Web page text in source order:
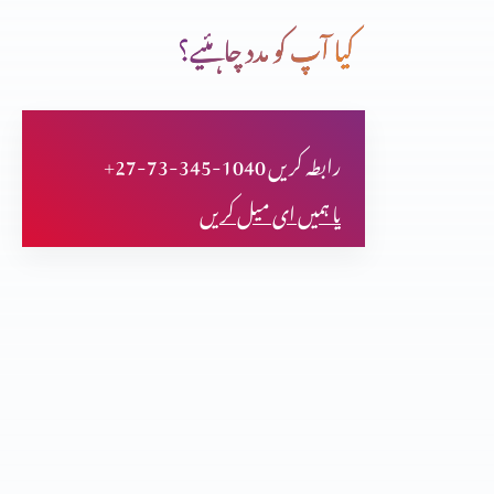
قوت کا درست استمال (حصہ 3)
فلپیوں کا خط (حصہ 2)
کیا آپ کو مدد چاہئیے؟
+27-73-345-1040 رابطہ کریں
یا ہمیں ای میل کریں